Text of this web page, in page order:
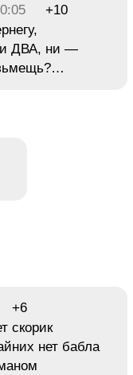
+10
ДВА, ни —
+6
скорик
нет бабла